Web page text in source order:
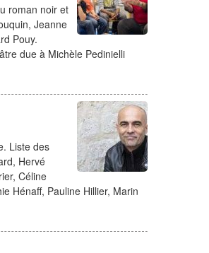
roman noir et
Jeanne
Pouy.
due à Michèle Pedinielli
Liste des
Hervé
Céline
Hénaff, Pauline Hillier, Marin